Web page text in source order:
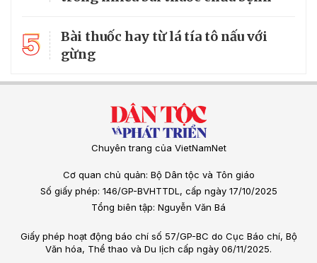
5
Bài thuốc hay từ lá tía tô nấu với
gừng
Chuyên trang của VietNamNet
Cơ quan chủ quản: Bộ Dân tộc và Tôn giáo
Số giấy phép: 146/GP-BVHTTDL, cấp ngày 17/10/2025
Tổng biên tập: Nguyễn Văn Bá
Giấy phép hoạt động báo chí số 57/GP-BC do Cục Báo chí, Bộ
Văn hóa, Thể thao và Du lịch cấp ngày 06/11/2025.